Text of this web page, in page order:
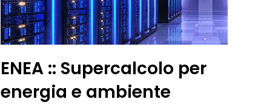
ENEA :: Supercalcolo per
energia e ambiente